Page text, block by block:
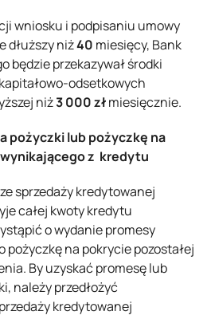
wniosku i podpisaniu umowy
dłuższy niż40 miesięcy, Bank
będzie przekazywał środki
odsetkowych
niż3 000 złmiesięcznie.
pożyczki lubpożyczkę na
z kredytu
sprzedaży kredytowanej
całej kwoty kredytu
o wydanie promesy
pożyczkę na pokrycie pozostałej
By uzyskać promesę lub
należy przedłożyć
kredytowanej